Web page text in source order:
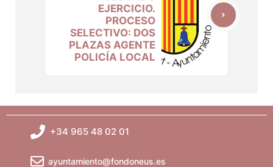
EJERCICIO.
PROCESO
SELECTIVO: DOS
PLAZAS AGENTE
POLICÍA LOCAL
+34 965 48 02 01
ayuntamiento@fondoneus.es